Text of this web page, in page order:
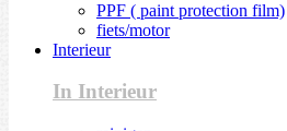
PPF ( paint protection film)
fiets/motor
Interieur
In Interieur